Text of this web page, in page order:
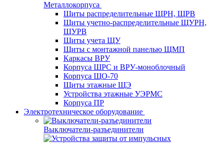
Металлокорпуса
Щиты распределительные ЩРН, ЩРВ
Щиты учетно-распределительные ЩУРН,
ЩУРВ
Щиты учета ЩУ
Щиты с монтажной панелью ЩМП
Каркасы ВРУ
Корпуса ШРС и ВРУ-моноблочный
Корпуса ЩО-70
Щиты этажные ЩЭ
Устройства этажные УЭРМС
Корпуса ПР
Электротехническое оборудование
Выключатели-разъединители